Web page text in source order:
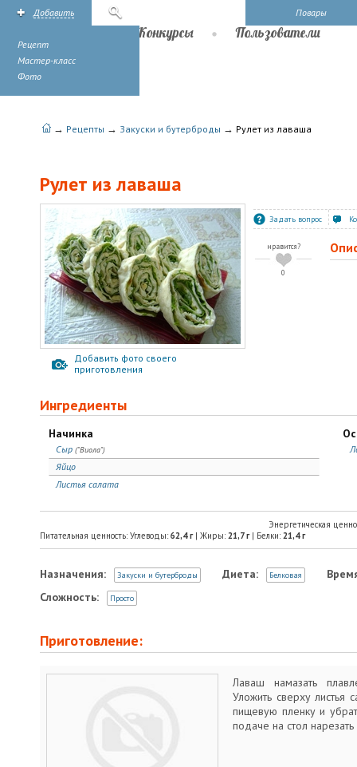
Повары
Добавить
Рецепт
Мастер-класс
Фото
Конкурсы Пользователи
→ Рецепты → Закуски и бутерброды → Рулет из лаваша
Рулет из лаваша
Добавить фото своего
приготовления
Задать вопрос
нравится?
0
Ингредиенты
Начинка
Сыр ("Виола")
Яйцо
Листья салата
Энергетическая
Питательная ценность: Углеводы: 62,4г| Жиры: 21,7г| Белки: 21,4г
Назначения: Закуски и бутерброды Диета: Белковая
Сложность:
Просто
Приготовление:
Лаваш намазать
Уложить сверху листья
пищевую пленку и
подаче на стол